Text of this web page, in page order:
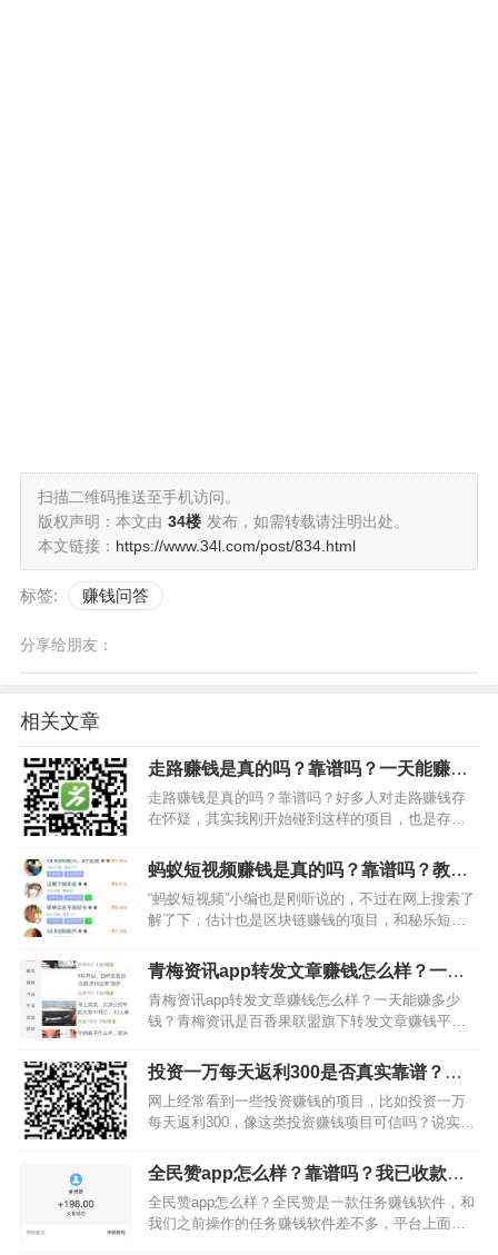
扫描二维码推送至手机访问。
版权声明：本文由 34楼 发布，如需转载请注明出处。
本文链接： https://www.34l.com/post/834.html
标签: 赚钱问答
分享给朋友：
相关文章
走路赚钱是真的吗？靠谱吗？一天能赚一
两元
走路赚钱是真的吗？靠谱吗？好多人对走路赚钱存
在怀疑，其实我刚开始碰到这样的项目，也是存在
的。虽然之前碰到很多走路赚钱软件，都没有让我
赚过钱，不过今天要给大家推荐的这款，每天能赚1
元多，而且每天只需要…
蚂蚁短视频赚钱是真的吗？靠谱吗？教你
多赚12.32元的方法
“蚂蚁短视频”小编也是刚听说的，不过在网上搜索了
解了下，估计也是区块链赚钱的项目，和秘乐短视
干已经在该平台成功变现27元了，如果你想试试的
话，可以通过趣闲赚去操作，因为小编发现趣闲赚
做还能多赚…
青梅资讯app转发文章赚钱怎么样？一天
能赚多少钱
青梅资讯app转发文章赚钱怎么样？一天能赚多少
钱？青梅资讯是百香果联盟旗下转发文章赚钱平
金，转发分享文章轻松挣零花钱。支持用户自主导
入文章，提现到账快，是款靠谱、正规的转发分享
文章挣钱软件…
投资一万每天返利300是否真实靠谱？让
我来告诉你真相吧
网上经常看到一些投资赚钱的项目，比如投资一万
每天返利300，像这类投资赚钱项目可信吗？说实
了。因为小编以前接触过很多这类平台了，大部分
都是投资了分红几天就跑路了，有的投资了直接一
天也不分红给你，直…
全民赞app怎么样？靠谱吗？我已收款多
次
全民赞app怎么样？全民赞是一款任务赚钱软件，和
我们之前操作的任务赚钱软件差不多，平台上面的